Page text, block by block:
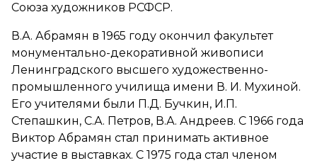
Союза художников РСФСР.
В.А. Абрамян в 1965 году окончил факультет
монументально-декоративной живописи
Ленинградского высшего художественно-
промышленного училища имени В. И. Мухиной.
Его учителями были П.Д. Бучкин, И.П.
Степашкин, С.А. Петров, В.А. Андреев. С 1966 года
Виктор Абрамян стал принимать активное
участие в выставках. С 1975 года стал членом